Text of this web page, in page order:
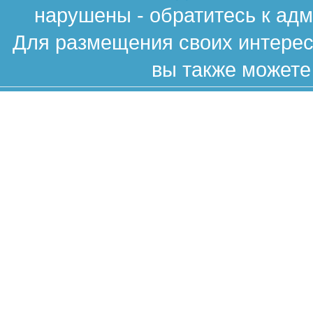
нарушены - обратитесь к
Для размещения своих
вы также